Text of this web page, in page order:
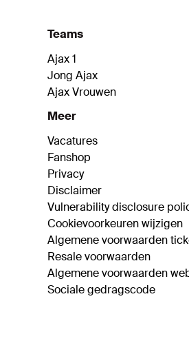
Teams
Ajax 1
Jong Ajax
Ajax Vrouwen
Meer
Vacatures
Fanshop
Privacy
Disclaimer
Vulnerability disclosure
Cookievoorkeuren wijzigen
Algemene voorwaarden
Resale voorwaarden
Algemene voorwaarden
Sociale gedragscode